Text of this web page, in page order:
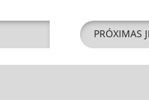
PRÓXIMAS